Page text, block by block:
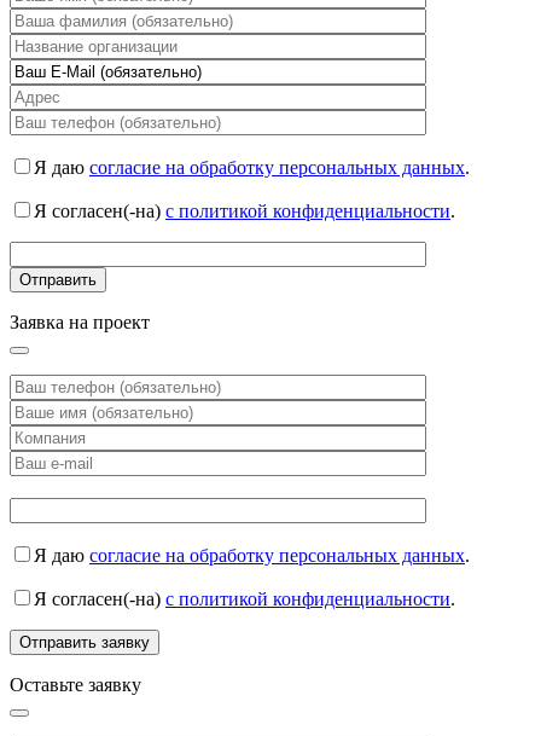
Я даю согласие на обработку персональных данных.
Я согласен(-на) с политикой конфиденциальности.
Заявка на проект
Я даю согласие на обработку персональных данных.
Я согласен(-на) с политикой конфиденциальности.
Оставьте заявку